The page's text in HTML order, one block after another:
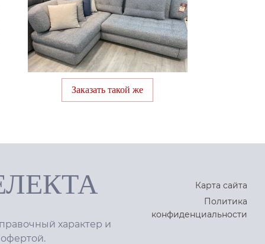
Заказать такой же
характер и
Карта сайта
Политика
конфиденциальности